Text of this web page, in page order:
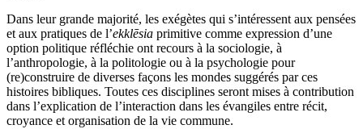
Dans leur grande majorité, les exégètes qui s’intéressent aux pensées
et aux pratiques de l’ekklēsia primitive comme expression d’une
option politique réfléchie ont recours à la sociologie, à
l’anthropologie, à la politologie ou à la psychologie pour
(re)construire de diverses façons les mondes suggérés par ces
histoires bibliques. Toutes ces disciplines seront mises à contribution
dans l’explication de l’interaction dans les évangiles entre récit,
croyance et organisation de la vie commune.